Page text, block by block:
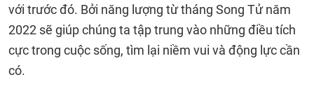
với trước đó. Bởi năng lượng từ tháng Song Tử năm
2022 sẽ giúp chúng ta tập trung vào những điều tích
cực trong cuộc sống, tìm lại niềm vui và động lực cần
có.